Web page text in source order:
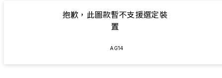
抱歉，此圖款暫不支援選定裝
置
AG14